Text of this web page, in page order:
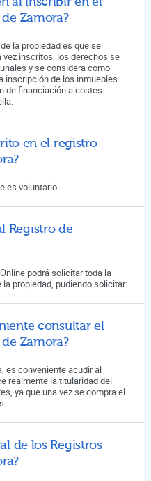
Zamora?
la propiedad es que se
inscritos, los derechos se
y se considera como
inscripción de los inmuebles
de financiación a costes
en el registro
es voluntario.
Registro de
podrá solicitar toda la
propiedad, pudiendo solicitar:
consultar el
Zamora?
es conveniente acudir al
realmente la titularidad del
ya que una vez se compra el
de los Registros